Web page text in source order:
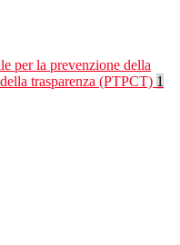
per la prevenzione della
trasparenza (PTPCT) 1